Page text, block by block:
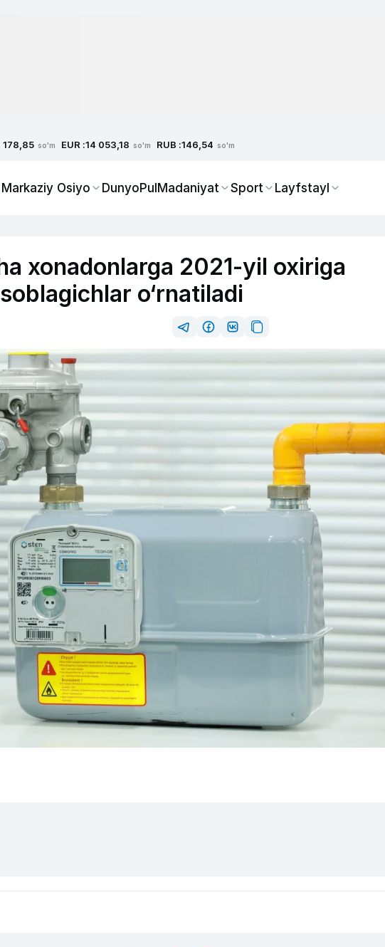
178,85 so'm EUR :14 053,18 so'm RUB :146,54 so'm
Markaziy Osiyo DunyoPulMadaniyat Sport Layfstayl
xonadonlarga 2021-yil oxiriga
o‘rnatiladi